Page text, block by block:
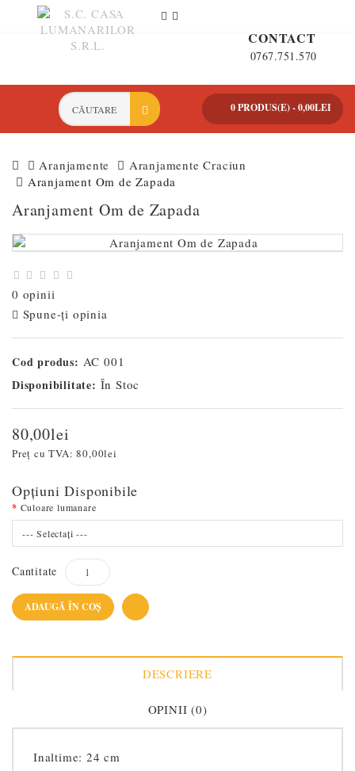
CONTACT
0767.751.570
0 PRODUS(E) - 0,00LEI
Aranjamente
Aranjamente Craciun
Aranjament Om de Zapada
Aranjament Om de Zapada
0 opinii
Spune-ţi opinia
Cod produs: AC 001
Disponibilitate: În Stoc
80,00lei
Preț cu TVA: 80,00lei
Opţiuni Disponibile
Culoare lumanare
--- Selectaţi ---
Cantitate
ADAUGĂ ÎN COŞ
DESCRIERE
OPINII (0)
Inaltime: 24 cm